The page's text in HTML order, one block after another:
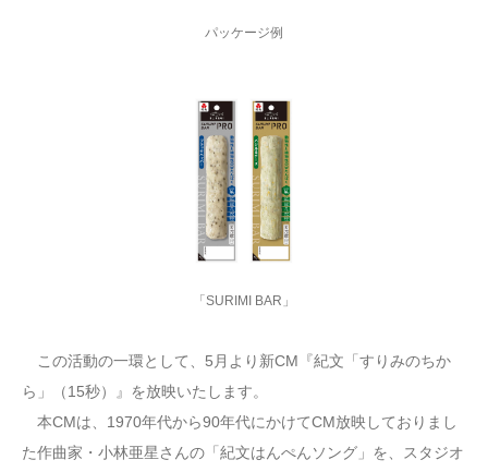
パッケージ例
「SURIMI BAR」
この活動の一環として、5月より新CM『紀文「すりみのちか
ら」（15秒）』を放映いたします。
本CMは、1970年代から90年代にかけてCM放映しておりまし
た作曲家・小林亜星さんの「紀文はんぺんソング」を、スタジオ